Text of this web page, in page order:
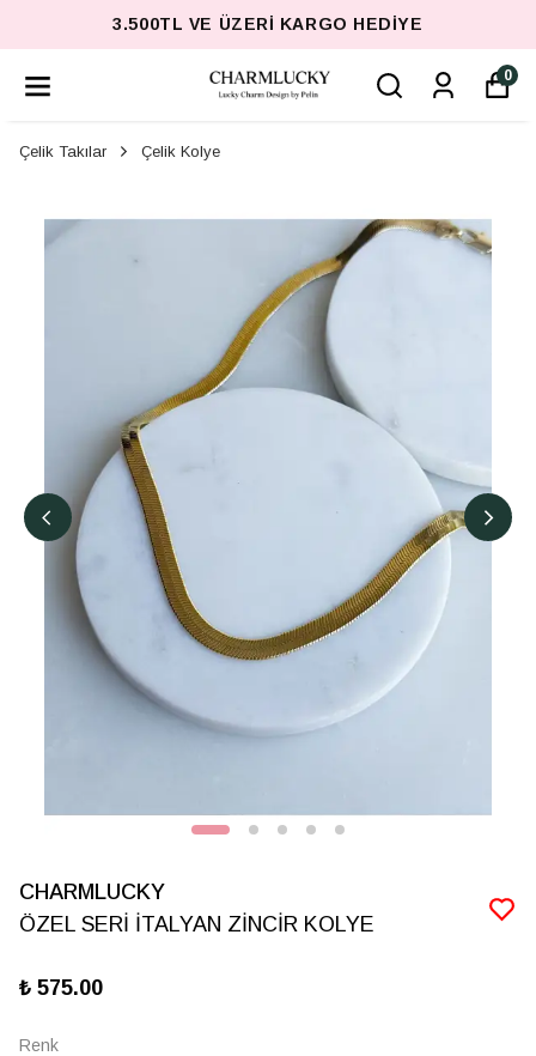
3.500TL VE ÜZERI KARGO HEDIYE
0
Çelik Takılar Çelik Kolye
CHARMLUCKY
ÖZEL SERİ İTALYAN ZİNCİR KOLYE
₺ 575.00
Renk